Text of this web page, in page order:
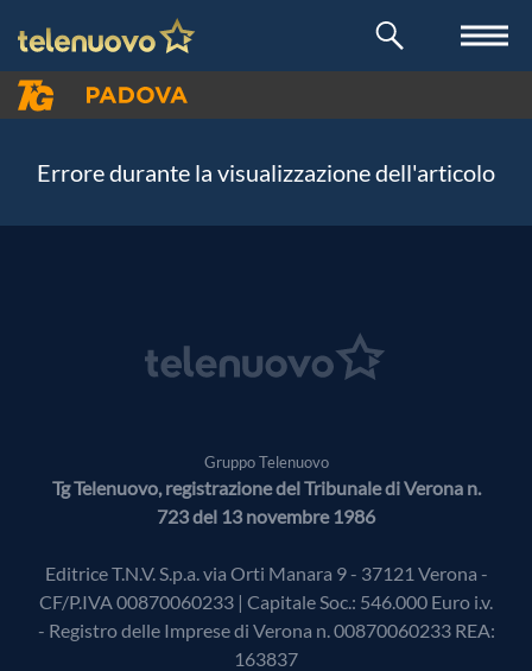
Errore durante la visualizzazione dell'articolo
Gruppo Telenuovo
Tg Telenuovo, registrazione del Tribunale di Verona n.
723 del 13 novembre 1986
Editrice T.N.V. S.p.a. via Orti Manara 9 - 37121 Verona -
CF/P.IVA 00870060233 | Capitale Soc.: 546.000 Euro i.v.
- Registro delle Imprese di Verona n. 00870060233 REA:
163837